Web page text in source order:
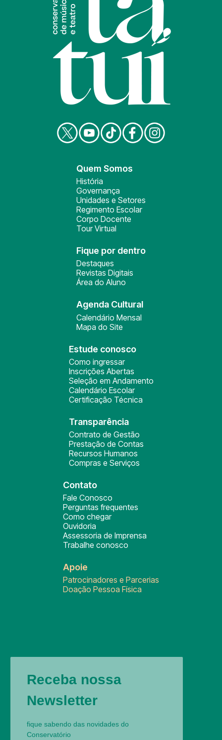
Quem Somos
História
Governança
Unidades e Setores
Regimento Escolar
Corpo Docente
Tour Virtual
Fique por dentro
Destaques
Revistas Digitais
Área do Aluno
Agenda Cultural
Calendário Mensal
Mapa do Site
Estude conosco
Como ingressar
Inscrições Abertas
Seleção em Andamento
Calendário Escolar
Certificação Técnica
Transparência
Contrato de Gestão
Prestação de Contas
Recursos Humanos
Compras e Serviços
Contato
Fale Conosco
Perguntas frequentes
Como chegar
Ouvidoria
Assessoria de Imprensa
Trabalhe conosco
Apoie
Patrocinadores e Parcerias
Doação Pessoa Física